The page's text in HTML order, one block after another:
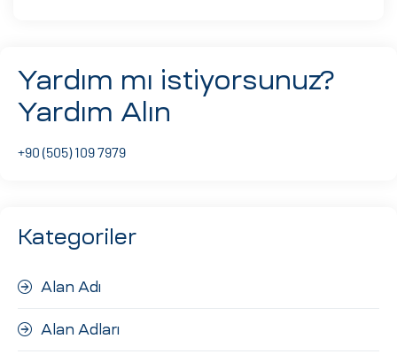
Yardım mı istiyorsunuz?
Yardım Alın
+90 (505) 109 7979
Kategoriler
Alan Adı
Alan Adları